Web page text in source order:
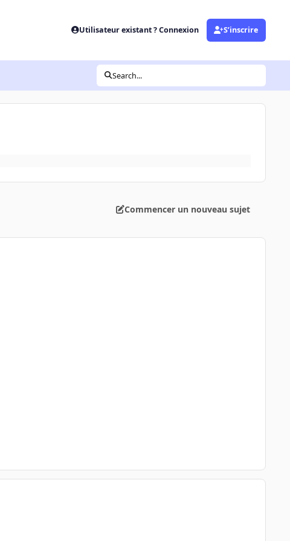
Utilisateur existant ? Connexion S’inscrire
Search...
Commencer un nouveau sujet